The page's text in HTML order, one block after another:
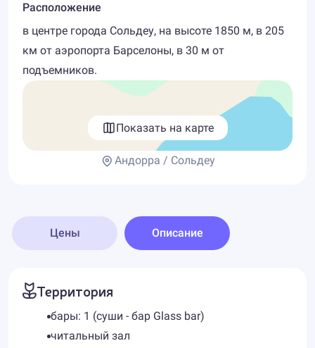
Расположение
в центре города Сольдеу, на высоте 1850 м, в 205
км от аэропорта Барселоны, в 30 м от
подъемников.
Показать на карте
Андорра / Сольдеу
Цены Описание
Территория
бары: 1 (суши - бар Glass bar)
читальный зал